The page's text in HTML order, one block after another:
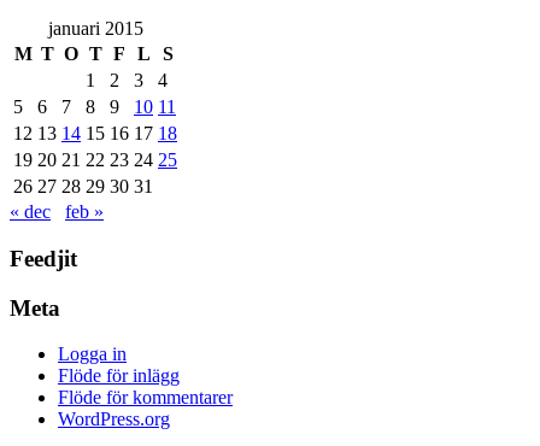
januari 2015
M T O T F L
S
1
2 3
4
5
6 7 8 9 10 11
12 13 14 15 16 17 18
19 20 21 22 23 24 25
26 27 28 29 30 31
« dec
feb »
Feedjit
Meta
Logga in
Flöde för inlägg
Flöde för kommentarer
WordPress.org